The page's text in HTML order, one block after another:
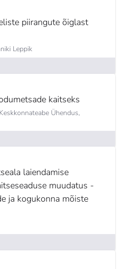
piirangute õiglast
Leppik
kaitseks
Ühendus,
laiendamise
muudatus -
ja kogukonna mõiste